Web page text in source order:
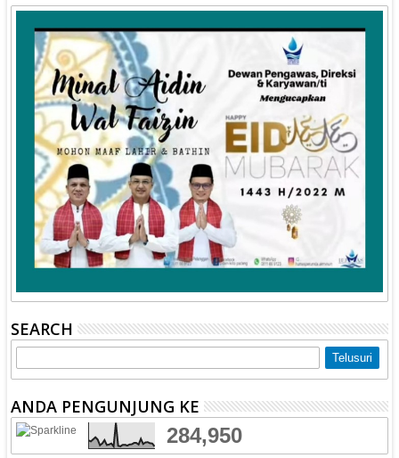
SEARCH
ANDA PENGUNJUNG KE
284,950